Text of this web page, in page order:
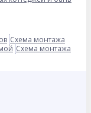
Схема монтажа
Схема монтажа